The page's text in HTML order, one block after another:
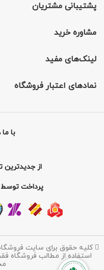
پشتیبانی مشتریان
مشاوره خرید
لینک‌های مفید
نمادهای اعتبار فروشگاه
با
از جدیدترین
پرداخت توسط
کلیه حقوق برای سایت
استفاده از مطالب فروشگاه